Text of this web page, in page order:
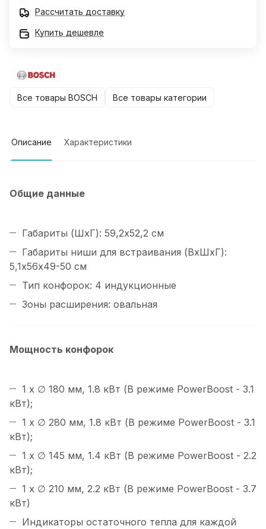
Рассчитать доставку
Купить дешевле
Все товары BOSCH Все товары категории
Описание Характеристики
Общие данные
Габариты (ШхГ): 59,2х52,2 см
Габариты ниши для встраивания (ВхШхГ):
5,1х56х49-50 см
Тип конфорок: 4 индукционные
Зоны расширения: овальная
Мощность конфорок
1 x ∅ 180 мм, 1.8 кВт (В режиме PowerBoost - 3.1
кВт);
1 x ∅ 280 мм, 1.8 кВт (В режиме PowerBoost - 3.1
кВт);
1 x ∅ 145 мм, 1.4 кВт (В режиме PowerBoost - 2.2
кВт);
1 x ∅ 210 мм, 2.2 кВт (В режиме PowerBoost - 3.7
кВт)
Индикаторы остаточного тепла для каждой